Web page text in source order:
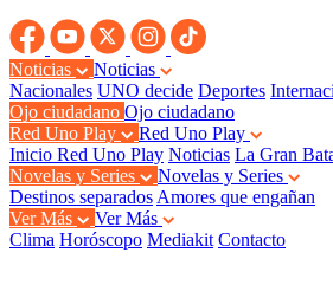
Noticias
Noticias
Nacionales UNO decide Deportes
Ojo ciudadano Ojo ciudadano
Red Uno Play
Red Uno Play
Inicio Red Uno Play Noticias La Gran
Novelas y Series
Novelas y Series
Destinos separados Amores que engañan
Ver Más
Ver Más
Clima Horóscopo Mediakit Contacto